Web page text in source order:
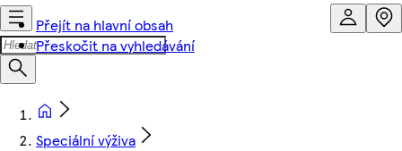
Přejít na hlavní obsah
Přeskočit na vyhledávání
Speciální výživa